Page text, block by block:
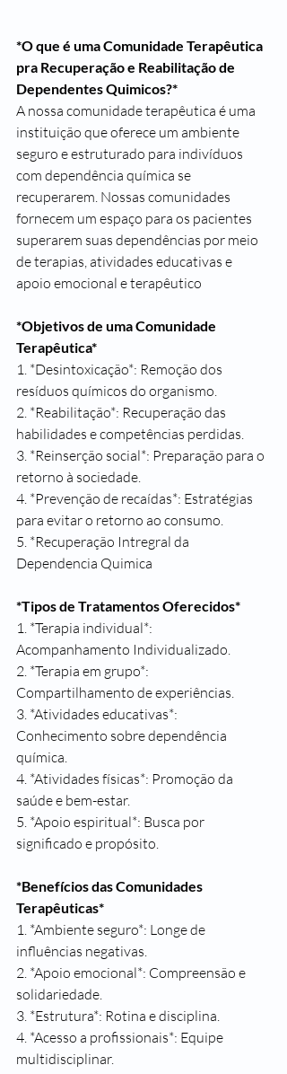
*O que é uma Comunidade Terapêutica
pra Recuperação e Reabilitação de
Dependentes Quimicos?*
A nossa comunidade terapêutica é uma
instituição que oferece um ambiente
seguro e estruturado para indivíduos
com dependência química se
recuperarem. Nossas comunidades
fornecem um espaço para os pacientes
superarem suas dependências por meio
de terapias, atividades educativas e
apoio emocional e terapêutico
*Objetivos de uma Comunidade
Terapêutica*
1. *Desintoxicação*: Remoção dos
resíduos químicos do organismo.
2. *Reabilitação*: Recuperação das
habilidades e competências perdidas.
3. *Reinserção social*: Preparação para o
retorno à sociedade.
4. *Prevenção de recaídas*: Estratégias
para evitar o retorno ao consumo.
5. *Recuperação Intregral da
Dependencia Quimica
*Tipos de Tratamentos Oferecidos*
1. *Terapia individual*:
Acompanhamento Individualizado.
2. *Terapia em grupo*:
Compartilhamento de experiências.
3. *Atividades educativas*:
Conhecimento sobre dependência
química.
4. *Atividades físicas*: Promoção da
saúde e bem-estar.
5. *Apoio espiritual*: Busca por
significado e propósito.
*Benefícios das Comunidades
Terapêuticas*
1. *Ambiente seguro*: Longe de
influências negativas.
2. *Apoio emocional*: Compreensão e
solidariedade.
3. *Estrutura*: Rotina e disciplina.
4. *Acesso a profissionais*: Equipe
multidisciplinar.